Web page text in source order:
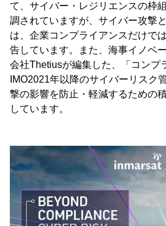
て、サイバー・レジリエンスの枠
調されていますが、サイバー攻撃
は、企業コンプライアンスだけで
告しています。また、海事イノベ
会社Thetiusが編集した、「コンプ
IMO2021年以降のサイバーリスク
撃の影響を防止・軽減するための
しています。